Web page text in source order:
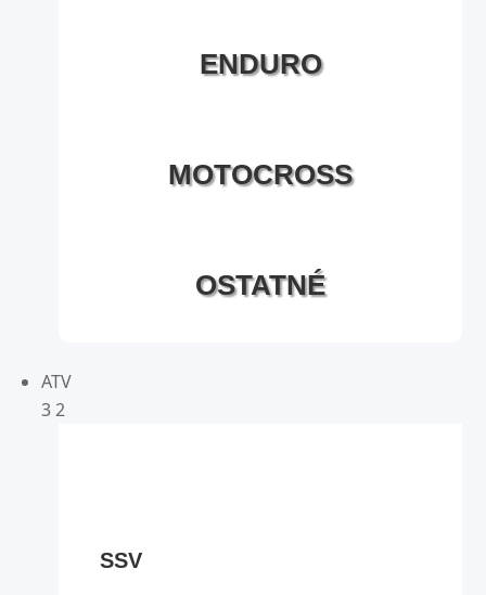
ENDURO
MOTOCROSS
OSTATNÉ
ATV
3 2
SSV